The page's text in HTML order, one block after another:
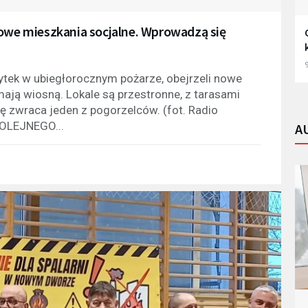
mieszkania socjalne. Wprowadzą się
w ubiegłorocznym pożarze, obejrzeli nowe
wiosną. Lokale są przestronne, z tarasami
zwraca jeden z pogorzelców. (fot. Radio